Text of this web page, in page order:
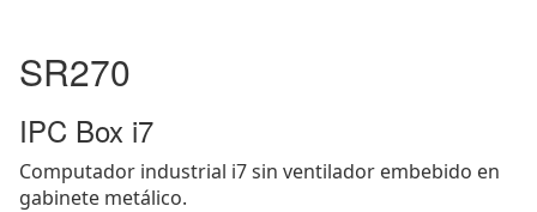
SR270
IPC Box i7
Computador industrial i7 sin ventilador embebido en
gabinete metálico.